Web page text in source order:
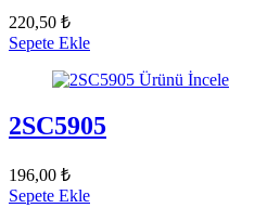
220,50 ₺
Sepete Ekle
Ürünü İncele
2SC5905
196,00 ₺
Sepete Ekle